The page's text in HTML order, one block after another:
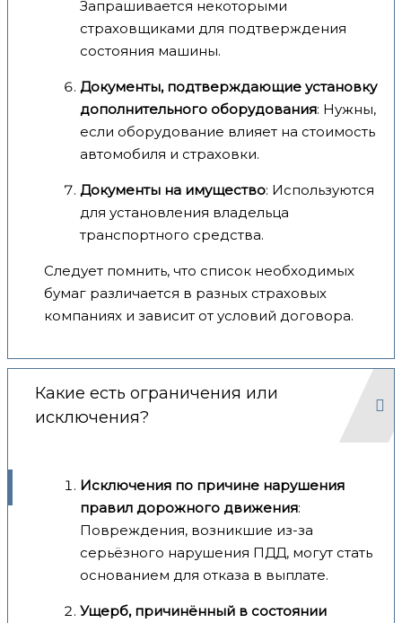
Запрашивается некоторыми
страховщиками для подтверждения
состояния машины.
Документы, подтверждающие установку
дополнительного оборудования: Нужны,
если оборудование влияет на стоимость
автомобиля и страховки.
Документы на имущество: Используются
для установления владельца
транспортного средства.
Следует помнить, что список необходимых
бумаг различается в разных страховых
компаниях и зависит от условий договора.
Какие есть ограничения или
исключения?
Исключения по причине нарушения
правил дорожного движения:
Повреждения, возникшие из-за
серьёзного нарушения ПДД, могут стать
основанием для отказа в выплате.
Ущерб, причинённый в состоянии